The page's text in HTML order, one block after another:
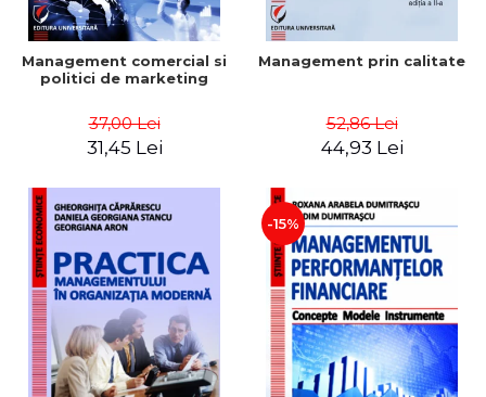
Management comercial si
politici de marketing
37,00 Lei
31,45 Lei
Management prin calitate
52,86 Lei
44,93 Lei
-15%